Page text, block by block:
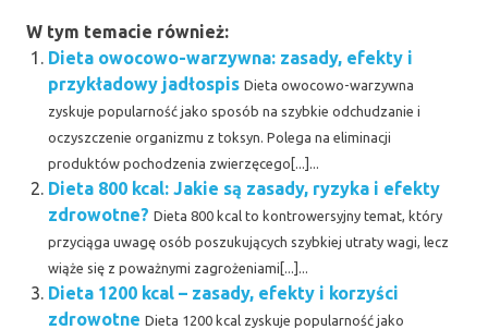
W tym temacie również:
Dieta owocowo-warzywna: zasady, efekty i
przykładowy jadłospis Dieta owocowo-warzywna
zyskuje popularność jako sposób na szybkie odchudzanie i
oczyszczenie organizmu z toksyn. Polega na eliminacji
produktów pochodzenia zwierzęcego[...]...
Dieta 800 kcal: Jakie są zasady, ryzyka i efekty
zdrowotne? Dieta 800 kcal to kontrowersyjny temat, który
przyciąga uwagę osób poszukujących szybkiej utraty wagi, lecz
wiąże się z poważnymi zagrożeniami[...]...
Dieta 1200 kcal – zasady, efekty i korzyści
zdrowotne Dieta 1200 kcal zyskuje popularność jako